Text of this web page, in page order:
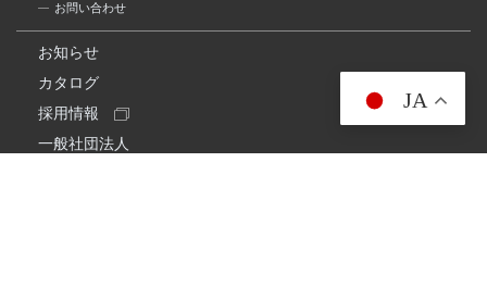
お問い合わせ
お知らせ
カタログ
採用情報
一般社団法人
JA